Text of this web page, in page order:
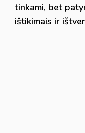
tinkami, bet
ištikimais ir